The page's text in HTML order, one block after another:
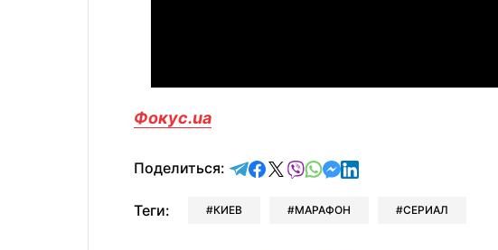
Фокус.ua
Поделиться: отправить в Telegram
поделиться в Facebook
поделиться в X
отправить в Viber
отправить в Whatsapp
отправить в Messenger
отправить в LinkedIn
Теги: КИЕВ МАРАФОН СЕРИАЛ